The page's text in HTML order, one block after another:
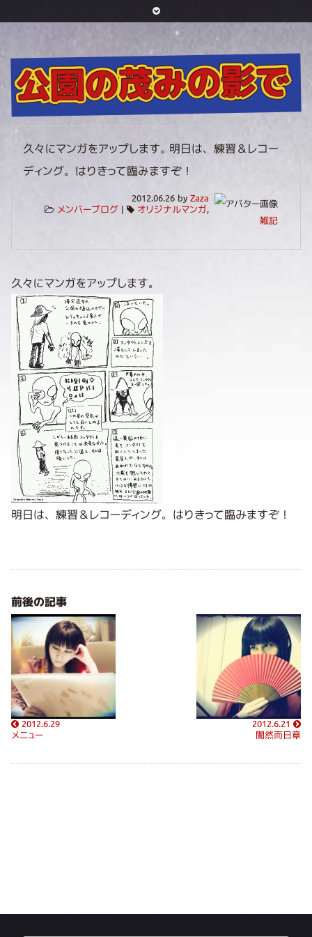
公園の茂みの影で
久々にマンガをアップします。 明日は、練習＆レコー
ディング。はりきって臨みますぞ！
2012.06.26 by Zaza
メンバーブログ
オリジナルマンガ,
雑記
久々にマンガをアップします。
明日は、練習＆レコーディング。はりきって臨みますぞ！
前後の記事
2012.6.29
メニュー
2012.6.21
闇然而日章